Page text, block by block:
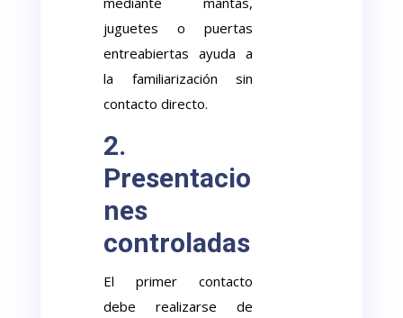
juguetes o puertas
entreabiertas ayuda a
la familiarización sin
contacto directo.
2.
Presentacio
nes
controladas
El primer contacto
debe realizarse de